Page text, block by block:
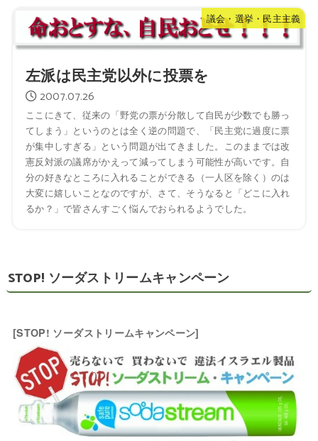
議会・選挙・民主主義
左派は民主党以外に投票を
2007.07.26
ここにきて、従来の「野党の票が分散して自民が少数でも勝っ
てしまう」というのとは全く逆の問題で、「民主党に過度に票
が集中しすぎる」という問題が出てきました。このままでは改
憲反対派の議席がかえって減ってしまう可能性が高いです。自
分の好きなところに入れることができる（一人区を除く）のは
大変に嬉しいことなのですが、さて、そうなると「どこに入れ
るか？」で皆さんすごく悩んでおられるようでした。
STOP! ソーダストリームキャンペーン
[STOP! ソーダストリームキャンペーン]